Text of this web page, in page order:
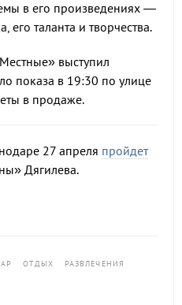
в его произведениях —
его таланта и творчества.
выступил
показа в 19:30 по улице
в продаже.
27 апреля пройдет
Дягилева.
ОТДЫХ
РАЗВЛЕЧЕНИЯ